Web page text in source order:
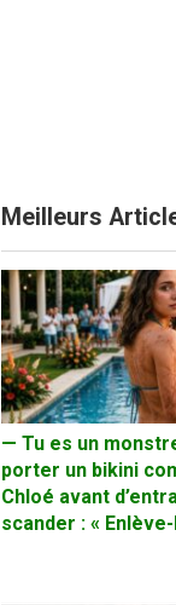
Meilleurs
— Tu es un
porter un bikini
Chloé avant
scander : «